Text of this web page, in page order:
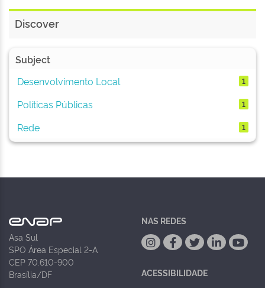
Discover
Subject
Desenvolvimento Local
1
Políticas Públicas 1
Rede 1
Asa Sul
SPO Área Especial 2-A
CEP 70.610-900
Brasília/DF
NAS REDES
ACESSIBILIDADE